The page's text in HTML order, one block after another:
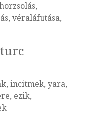
véraláfutása,
incitmek, yara,
ezik,